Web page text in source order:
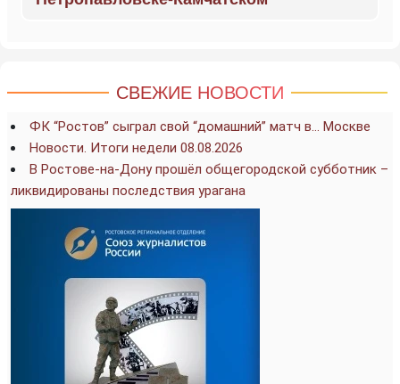
СВЕЖИЕ НОВОСТИ
ФК “Ростов” сыграл свой “домашний” матч в… Москве
Новости. Итоги недели 08.08.2026
В Ростове-на-Дону прошёл общегородской субботник –
ликвидированы последствия урагана